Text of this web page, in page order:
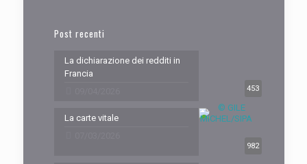
Post recenti
453
La dichiarazione dei redditi in
Francia
982
La carte vitale